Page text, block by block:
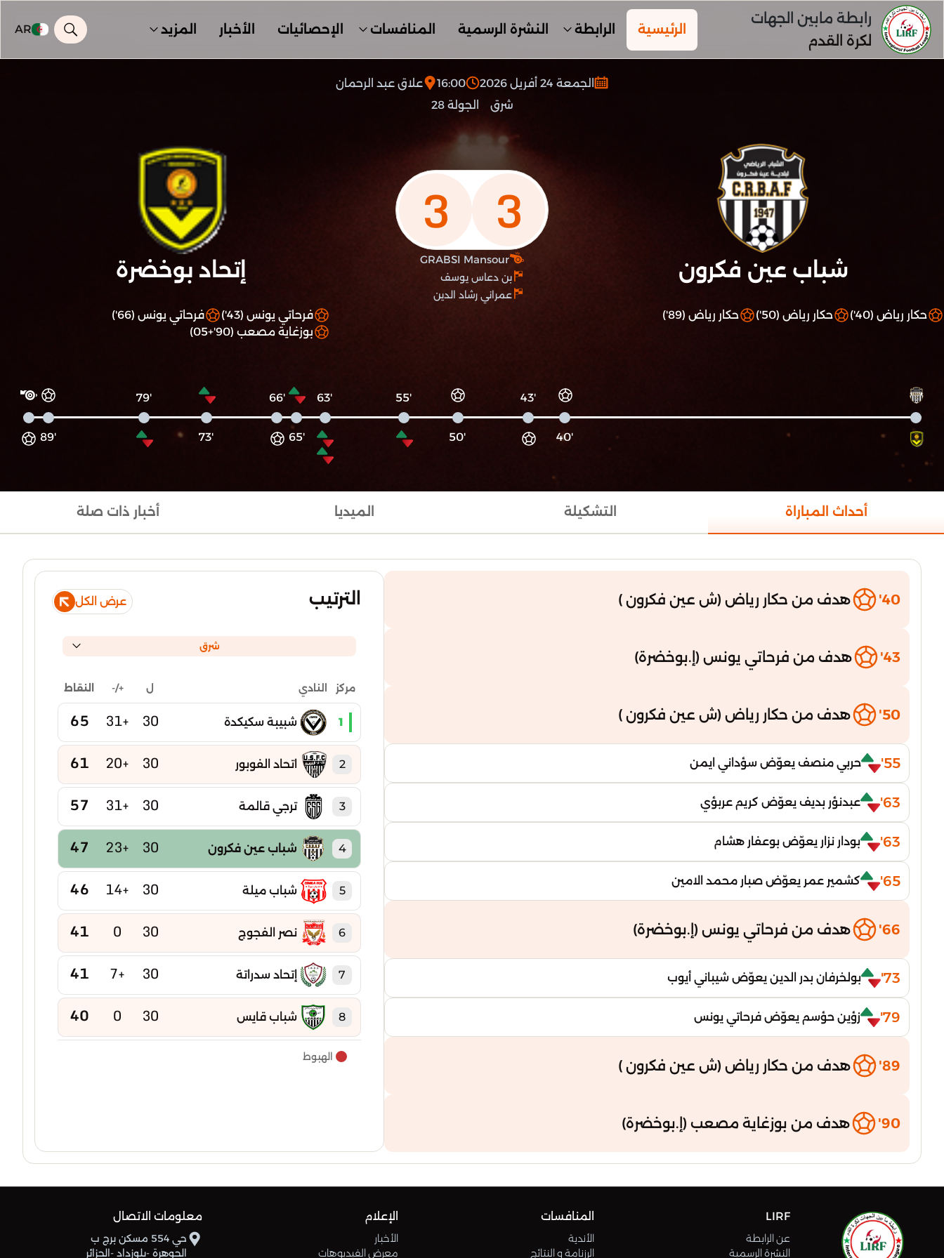
رابطة مابين الجهات
لكرة القدم
الرئيسية الرابطة النشرة الرسمية المنافسات الإحصائيات الأخبار المزيد AR
الجمعة 24 أفريل 2026 16:00
علاق عبد الرحمان
شرق
الجولة 28
شباب عين فكرون
3
3
GRABSI Mansour
بن دعاس يوسف
عمراني رشاد الدين
إتحاد بوخضرة
حكار رياض (40') حكار رياض (50') حكار رياض (89') فرحاتي يونس (43')
فرحاتي يونس (66')
بوزغاية مصعب (90'+05)
'40
'43
'50
'55
'63
'65
'66
'73
'79
'89
أحداث المباراة التشكيلة الميديا أخبار ذات صلة
40' هدف من حكار رياض (ش عين فكرون )
43' هدف من فرحاتي يونس (إ.بوخضرة)
50' هدف من حكار رياض (ش عين فكرون )
55' حربي منصف يعوّض سؤداني ايمن
63' عبدنؤر بديف يعوّض كريم عربؤي
63' بودار نزار يعوّض بوعفار هشام
65' كشمير عمر يعوّض صبار محمد الامين
66' هدف من فرحاتي يونس (إ.بوخضرة)
73' بولخرفان بدر الدين يعوّض شيباني أيوب
79' زؤين حؤسم يعوّض فرحاتي يونس
89' هدف من حكار رياض (ش عين فكرون )
90' هدف من بوزغاية مصعب (إ.بوخضرة)
الترتيب عرض الكل
شرق
مركز النادي ل +/- النقاط
1 شبيبة سكيكدة 30
+31
65
2 اتحاد الفوبور 30
+20
61
3 ترجي قالمة 30
+31
57
4 شباب عين فكرون 30
+23
47
5 شباب ميلة 30
+14
46
6 نصر الفجوج 30
0
41
7 إتحاد سدراتة 30
+7
41
8 شباب قايس 30
0
40
9
12 شباب عين ياقوت 30
-15
38
30
-6
الهبوط
LIRF
عن الرابطة
النشرة الرسمية
المنافسات
الأندية
الرزنامة و النتائج
الإعلام
الأخبار
معرض الفيديوهات
معلومات الاتصال
حي 554 مسكن برج ب
الجوهرة -بلوزداد -الجزائر